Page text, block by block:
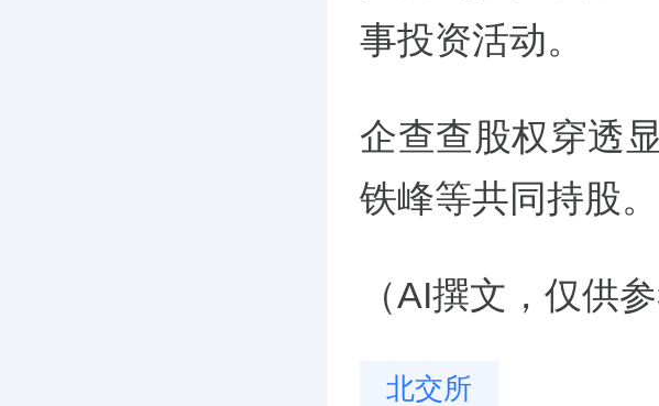
事投资活动。
企查查股权穿透
铁峰等共同持股。
（AI撰文，仅供参
北交所